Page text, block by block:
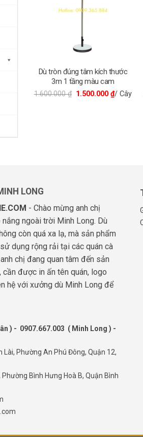
Dù tròn đúng tâm kích thước
3m 1 tầng màu cam
1.600.000₫ 1.500.000₫/ Cây
LONG
- Chào mừng anh chị
ngoài trời Minh Long. Dù
còn quá xa lạ, mà sản phẩm
dụng rộng rải tại các quán cà
chị đang quan tâm đến sản
được in ấn tên quán, logo
hệ với xưởng dù Minh Long để
) - 0907.667.003 ( Minh Long ) -
Phường An Phú Đông, Quận 12,
Bình Hưng Hoà B, Quận Bình